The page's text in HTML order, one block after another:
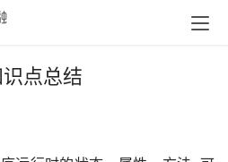
点总结